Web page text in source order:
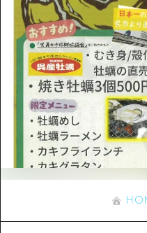
รายการ
คำแนะนำ
ศิลปะ
งานอีเว้
อาหารร
การปั่นจัก
คอร์สตัวอย่
รายการ
คู่มือ
ฮิโรชิม่า
บริเวณรอ
อากิ
บิงโก
บิโฮค
จุดหมายปล
รายการ
บริเวณร
อากิ
บิงโก
บิโฮคุ
อีเว้นท์
ข้อมูลตาม
ข้อมูลที่เป็น
HOME